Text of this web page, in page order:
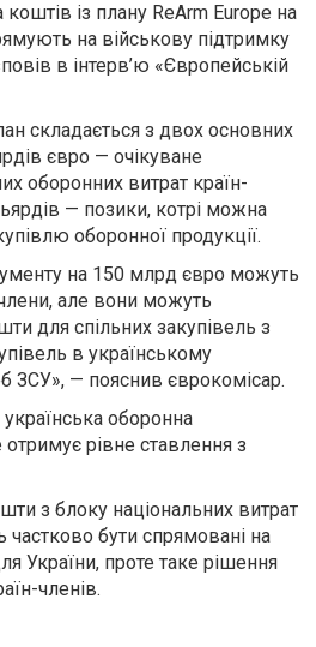
із плану ReArm Europe на
на військову підтримку
в інтерв’ю «Європейській
складається з двох основних
євро — очікуване
оборонних витрат країн-
— позики, котрі можна
оборонної продукції.
на 150 млрд євро можуть
але вони можуть
для спільних закупівель з
в українському
ЗСУ», — пояснив єврокомісар.
оборонна
рівне ставлення з
з блоку національних витрат
бути спрямовані на
України, проте таке рішення
членів.